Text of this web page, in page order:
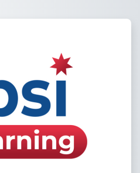
Log masuk